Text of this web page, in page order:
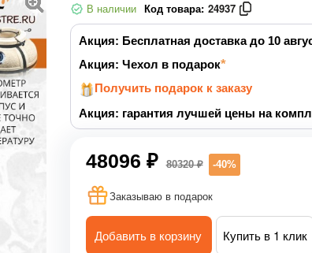
В наличии Код товара: 24937
Акция: Бесплатная доставка до 10
Акция: Чехол в подарок
Получить подарок к заказу
Акция: гарантия лучшей цены на
48096 ₽ 80320 ₽ -40%
Заказываю в подарок
Добавить в корзину Купить в 1 клик